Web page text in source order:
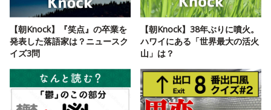
【朝Knock】『笑点』の卒業を
発表した落語家は？ニュースク
イズ3問
【朝Knock】38年ぶりに噴火。
ハワイにある「世界最大の活火
山」は？